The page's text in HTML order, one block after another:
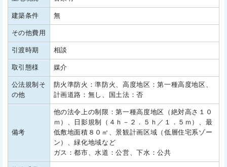
建築条件 無
その他費用
引渡時期 相談
取引態様 媒介
公法規制そ
の他
防火準防火：準防火、高度地区：第一種高度地区、
計画道路：無し、国土法：否
備考
他の法令上の制限：第一種高度地区（絶対高さ１０
ｍ）、日影規制（４ｈ－２．５ｈ／１．５ｍ）、最
低敷地面積８０㎡、景観計画区域（低層住宅系ゾー
ン）、緑化地域など
ガス：都市、水道：公営、下水：公共